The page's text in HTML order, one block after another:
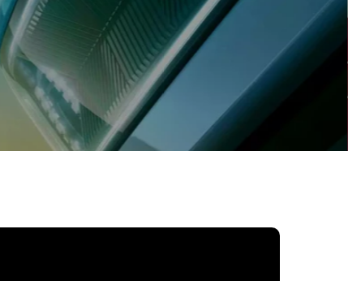
AGENDAR